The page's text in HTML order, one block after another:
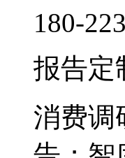
180-
报告定
消费调